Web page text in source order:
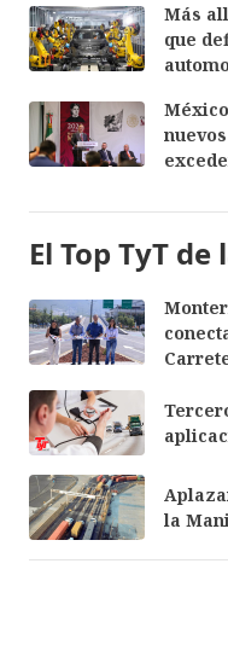
Más
que
El Top TyT
la